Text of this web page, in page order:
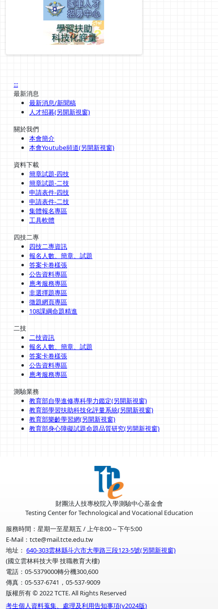
:::
最新消息
最新消息/新聞稿
人才招募(另開新視窗)
關於我們
本會簡介
本會Youtube頻道(另開新視窗)
資料下載
簡章試題-四技
簡章試題-二技
申請表件-四技
申請表件-二技
集體報名專區
工具軟體
四技二專
四技二專資訊
報名人數、簡章、試題
答案卡卷樣張
公告資料專區
應考服務專區
非選擇題專區
徵題網頁專區
108課綱命題精進
二技
二技資訊
報名人數、簡章、試題
答案卡卷樣張
公告資料專區
應考服務專區
測驗業務
教育部自學進修專科學力鑑定(另開新視窗)
教育部學習扶助科技化評量系統(另開新視窗)
教育部樂齡學習網(另開新視窗)
教育部身心障礙試題命題品質研究(另開新視窗)
財團法人技專校院入學測驗中心基金會
Testing Center for Technological and Vocational Education
服務時間：星期一至星期五 / 上午8:00～下午5:00
E-Mail：tcte@mail.tcte.edu.tw
地址： 640-303雲林縣斗六市大學路三段123-5號(另開新視窗)
(國立雲林科技大學 技職教育大樓)
電話：05-5379000轉分機300,600
傳真：05-537-6741，05-537-9009
版權所有 © 2022 TCTE. All Rights Reserved
考生個人資料蒐集、處理及利用告知事項(v2024版)